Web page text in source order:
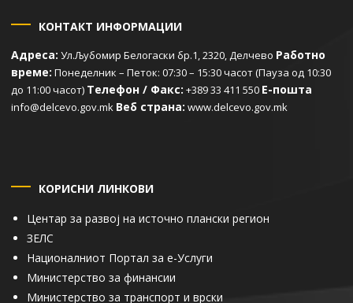
КОНТАКТ ИНФОРМАЦИИ
Адреса: Ул.Љубомир Белогаски бр.1, 2320, Делчево Работно
време: Понеделник – Петок: 07:30 – 15:30 часот (Пауза од 10:30
до 11:00 часот) Телефон / Факс: +389 33 411 550 Е-пошта
info@delcevo.gov.mk Веб страна: www.delcevo.gov.mk
КОРИСНИ ЛИНКОВИ
Центар за развој на источно плански регион
ЗЕЛС
Националниот Портал за е-Услуги
Министерство за финансии
Министерство за транспорт и врски